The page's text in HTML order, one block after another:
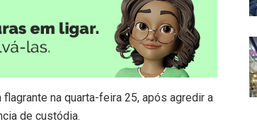
na quarta-feira 25, após agredir a
de custódia.